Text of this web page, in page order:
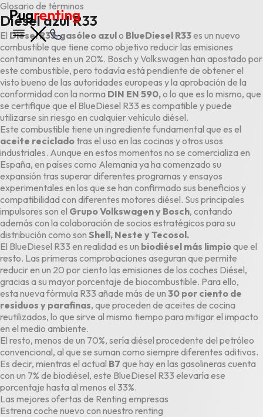
Glosario de términos
Diésel azul R33
El Diésel R33,gasóleo azulo BlueDiesel R33es un nuevo
combustible que tiene como objetivo reducir las emisiones
contaminantes en un 20%. Bosch y Volkswagen han apostado por
este combustible, pero todavía está pendiente de obtener el
visto bueno de las autoridades europeas y la aprobación de la
conformidad con la norma DIN EN 590,o lo que es lo mismo, que
se certifique que el BlueDiesel R33 es compatible y puede
utilizarse sin riesgo en cualquier vehículo diésel.
Este combustible tiene un ingrediente fundamental que es el
aceite reciclado tras el uso en las cocinas y otros usos
industriales. Aunque en estos momentos no se comercializa en
España, en países como Alemania ya ha comenzado su
expansión tras superar diferentes programas y ensayos
experimentales en los que se han confirmado sus beneficios y
compatibilidad con diferentes motores diésel. Sus principales
impulsores son el Grupo Volkswagen y Bosch, contando
además con la colaboración de socios estratégicos para su
distribución como son Shell, Neste y Tecosol.
El BlueDiesel R33 en realidad es un biodiésel más limpioque el
resto. Las primeras comprobaciones aseguran que permite
reducir en un 20 por ciento las emisiones de los coches Diésel,
gracias a su mayor porcentaje de biocombustible. Para ello,
esta nueva fórmula R33 añade más de un 30 por ciento de
residuos y parafinas, que proceden de aceites de cocina
reutilizados, lo que sirve al mismo tiempo para mitigar el impacto
en el medio ambiente.
El resto, menos de un 70%, sería diésel procedente del petróleo
convencional, al que se suman como siempre diferentes aditivos.
Es decir, mientras el actual B7 que hay en las gasolineras cuenta
con un 7% de biodiésel, este BlueDiesel R33 elevaría ese
porcentaje hasta al menos el 33%.
Las mejores ofertas de Renting empresas
Estrena coche nuevo con nuestro renting